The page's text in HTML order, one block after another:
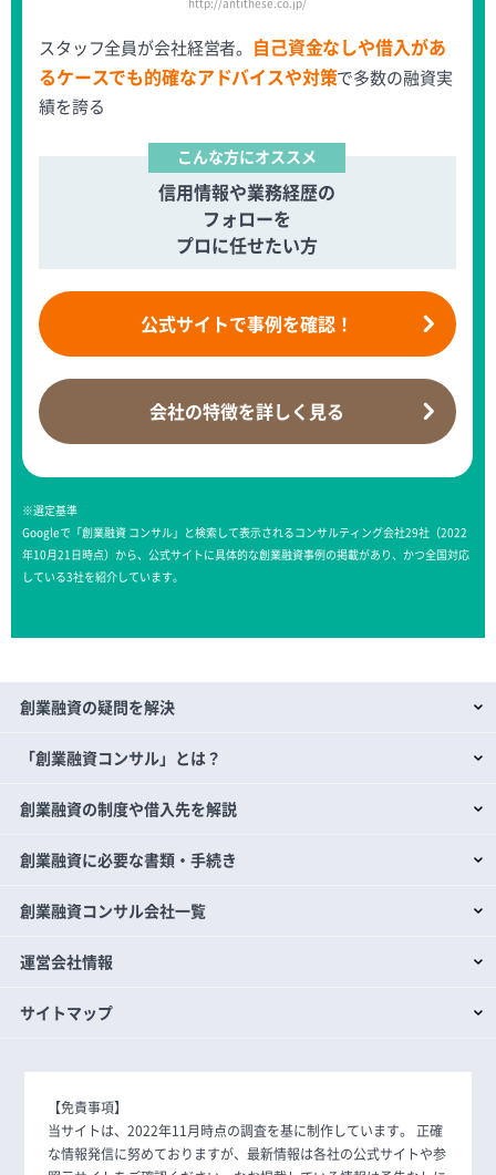
スタッフ全員が会社経営者。 自己資金なしや借入があ
るケースでも的確なアドバイスや対策で多数の融資実
績を誇る
こんな方にオススメ
信用情報や業務経歴の
フォローを
プロに任せたい方
公式サイトで事例を確認！
会社の特徴を詳しく見る
※選定基準
Googleで「創業融資 コンサル」と検索して表示されるコンサルティング会社29社（2022
年10月21日時点）から、公式サイトに具体的な創業融資事例の掲載があり、かつ全国対応
している3社を紹介しています。
創業融資の疑問を解決
「創業融資コンサル」とは？
創業融資の制度や借入先を解説
創業融資に必要な書類・手続き
創業融資コンサル会社一覧
運営会社情報
サイトマップ
【免責事項】
当サイトは、2022年11月時点の調査を基に制作しています。 正確
な情報発信に努めておりますが、最新情報は各社の公式サイトや参